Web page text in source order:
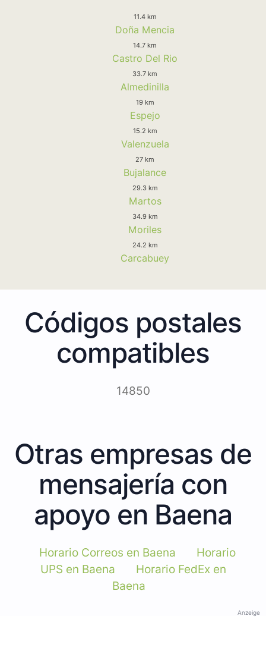
11.4 km
Doña Mencia
14.7 km
Castro Del Rio
33.7 km
Almedinilla
19 km
Espejo
15.2 km
Valenzuela
27 km
Bujalance
29.3 km
Martos
34.9 km
Moriles
24.2 km
Carcabuey
Códigos postales
compatibles
14850
Otras empresas de
mensajería con
apoyo en Baena
Horario Correos en Baena
Horario
UPS en Baena
Horario FedEx en
Baena
Anzeige